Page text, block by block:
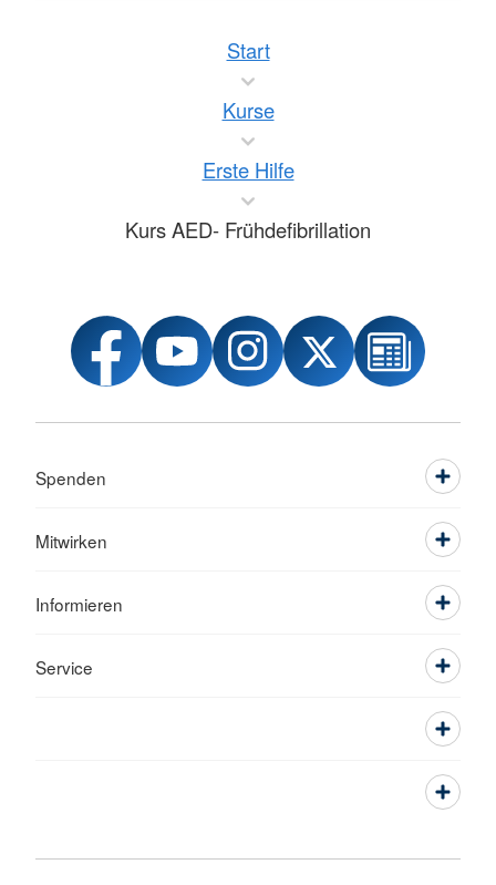
Start
Kurse
Erste Hilfe
Kurs AED- Frühdefibrillation
Spenden
Mitwirken
Informieren
Service